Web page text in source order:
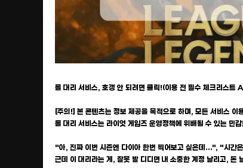
롤 대리 서비스, 호갱 안 되려면 클릭!(이용 전 필수 체크리스
[주의!] 본 콘텐츠는 정보 제공을 목적으로 하며, 모든 서비스 이
롤 대리 서비스는 라이엇 게임즈 운영정책에 위배될 수 있는 민
"아, 진짜 이번 시즌엔 다이아 한번 찍어보고 싶은데...", "시간
근데 이 대리라는 게, 잘못 발 디디면 내 소중한 계정 날리고,